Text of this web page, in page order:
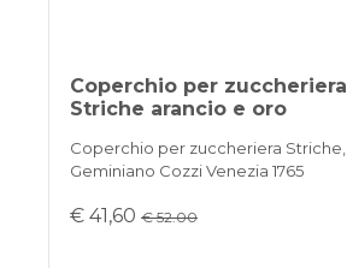
Coperchio per zuccheriera
Striche arancio e oro
Coperchio per zuccheriera Striche,
Geminiano Cozzi Venezia 1765
€ 41,60€ 52.00